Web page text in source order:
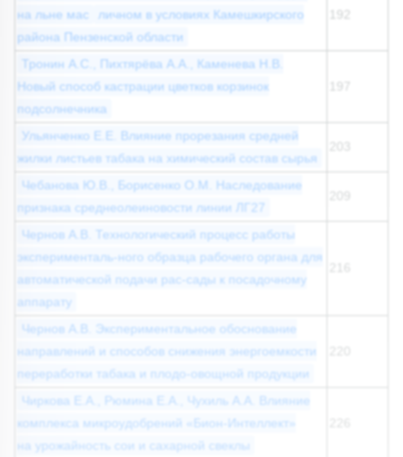
на льне мас
личном в условиях Камешкирского
района Пензенской области
Тронин А.С., Пихтярёва А.А., Каменева Н.В.
Новый способ кастрации цветков корзинок
подсолнечника
Ульянченко Е.Е. Влияние прорезания средней
жилки листьев табака на химический состав сырья
Чебанова Ю.В., Борисенко О.М. Наследование
признака среднеолеиновости линии ЛГ27
Чернов А.В. Технологический процесс работы
эксперименталь-ного образца рабочего органа для
автоматической подачи рас-сады к посадочному
аппарату
Чернов А.В. Экспериментальное обоснование
направлений и способов снижения энергоемкости
переработки табака и плодо-овощной продукции
Чиркова Е.А., Рюмина Е.А., Чухиль А.А. Влияние
комплекса микроудобрений «Бион-Интеллект»
на урожайность сои и сахарной свеклы